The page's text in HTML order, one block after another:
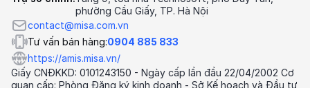
phường Cầu Giấy, TP. Hà Nội
contact@misa.com.vn
Tư vấn bán hàng:0904 885 833
https://amis.misa.vn/
Giấy CNĐKKD: 0101243150 - Ngày cấp lần đầu 22/04/2002 Cơ
quan cấp: Phòng Đăng ký kinh doanh - Sở Kế hoạch và Đầu tư